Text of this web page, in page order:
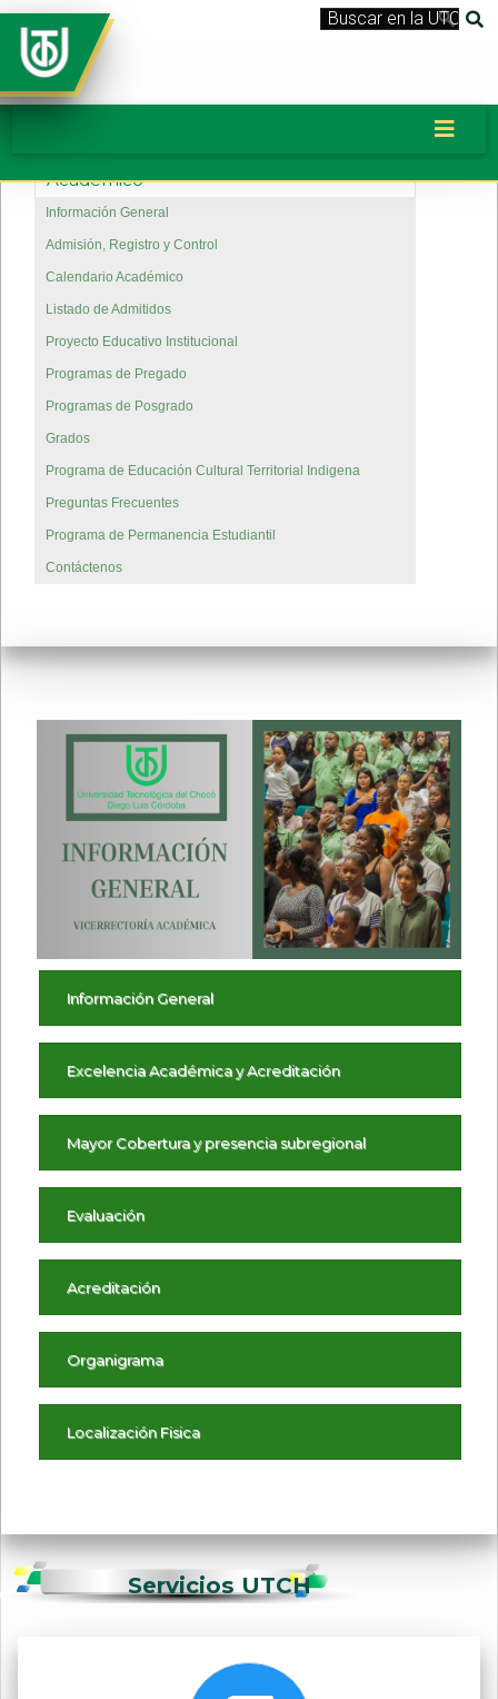
Académico
Información General
Admisión, Registro y Control
Calendario Académico
Listado de Admitidos
Proyecto Educativo Institucional
Programas de Pregado
Programas de Posgrado
Grados
Programa de Educación Cultural Territorial Indigena
Preguntas Frecuentes
Programa de Permanencia Estudiantil
Contáctenos
Información General
Excelencia Académica y Acreditación
Mayor Cobertura y presencia subregional
Evaluación
Acreditación
Organigrama
Localización Fisica
Servicios UTCH